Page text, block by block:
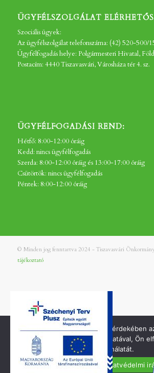
ÜGYFÉLSZOLGÁLAT
Szociális ügyek:
Az ügyfélszolgálat telefonszáma: (42) 520-500/
Ügyfélfogadás helye: Polgármesteri Hivatal,
Postacím: 4440 Tiszavasvári, Városháza tér 4. sz.
ÜGYFÉLFOGADÁSI REND:
Hétfő: 8:00-12:00 óráig
Kedd: nincs ügyfélfogadás
Szerda: 8:00-12:00 óráig és 13:00-17:00 óráig
Csütörtök: nincs ügyfélfogadás
Péntek: 8:00-12:00 óráig
© Minden jog fenntartva 2024 - Tiszavasvári
tájékoztató
A jobb felhasználói élmény érdekében
használunk. Oldalunk használatával, Ön
használatát.
Elfogadom
Adatvédelmi